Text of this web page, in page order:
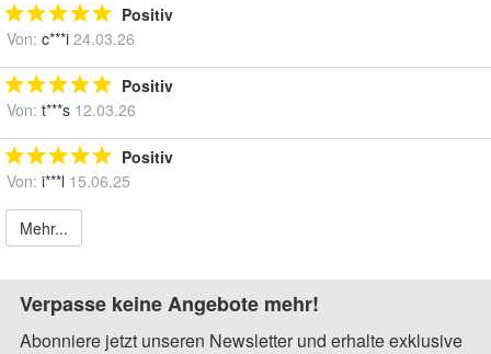
Positiv
Von: c***i 24.03.26
Positiv
Von: t***s 12.03.26
Positiv
Von: i***l 15.06.25
Mehr...
Verpasse keine Angebote mehr!
Abonniere jetzt unseren Newsletter und erhalte exklusive